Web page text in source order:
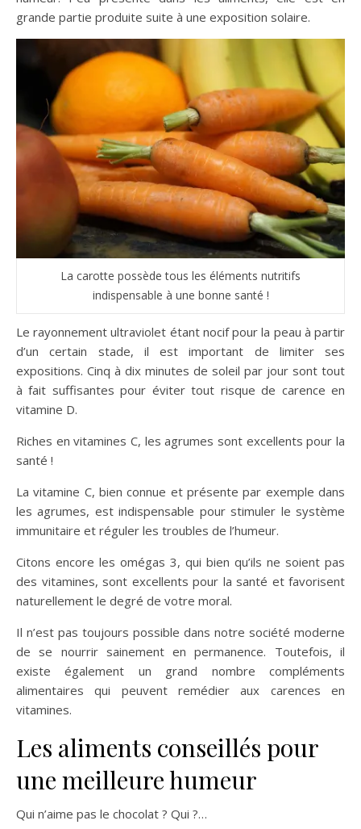
grande partie produite suite à une exposition solaire.
La carotte possède tous les éléments nutritifs
indispensable à une bonne santé !
Le rayonnement ultraviolet étant nocif pour la peau à partir
d’un certain stade, il est important de limiter ses
expositions. Cinq à dix minutes de soleil par jour sont tout
à fait suffisantes pour éviter tout risque de carence en
vitamine D.
Riches en vitamines C, les agrumes sont excellents pour la
santé !
La vitamine C, bien connue et présente par exemple dans
les agrumes, est indispensable pour stimuler le système
immunitaire et réguler les troubles de l’humeur.
Citons encore les omégas 3, qui bien qu’ils ne soient pas
des vitamines, sont excellents pour la santé et favorisent
naturellement le degré de votre moral.
Il n’est pas toujours possible dans notre société moderne
de se nourrir sainement en permanence. Toutefois, il
existe également un grand nombre compléments
alimentaires qui peuvent remédier aux carences en
vitamines.
Les aliments conseillés pour
une meilleure humeur
Qui n’aime pas le chocolat ? Qui ?…